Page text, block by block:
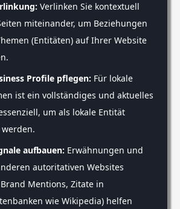
Verlinken Sie kontextuell
miteinander, um Beziehungen
(Entitäten) auf Ihrer Website
Profile pflegen: Für lokale
ist ein vollständiges und aktuelles
um als lokale Entität
aufbauen: Erwähnungen und
autoritativen Websites
Mentions, Zitate in
wie Wikipedia) helfen